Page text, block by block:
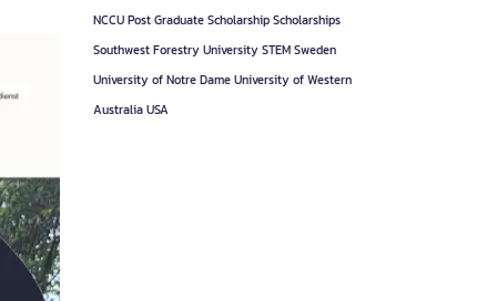
NCCU Post Graduate Scholarship Scholarships
Southwest Forestry University STEM Sweden
University of Notre Dame University of Western
Australia USA